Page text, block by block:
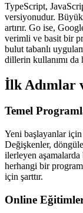
TypeScript,
versiyonudur.
artırır. Go ise,
verimli ve basit bir
bulut tabanlı
dillerin kullanımı da
İlk Adımlar
Temel
Yeni başlayanlar
Değişkenler,
ilerleyen
herhangi bir
için şarttır.
Online